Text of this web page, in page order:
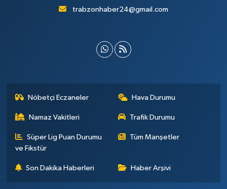
trabzonhaber24@gmail.com
Nöbetçi Eczaneler Hava Durumu
Namaz Vakitleri Trafik Durumu
Süper Lig Puan Durumu
ve Fikstür
Tüm Manşetler
Son Dakika Haberleri Haber Arşivi